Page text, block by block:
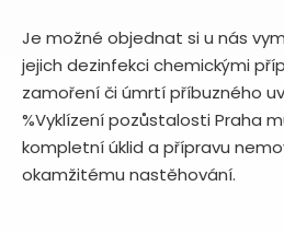
Je možné objednat si u nás
jejich dezinfekci chemickými
zamoření či úmrtí příbuzného
%Vyklízení pozůstalosti Praha
kompletní úklid a přípravu
okamžitému nastěhování.